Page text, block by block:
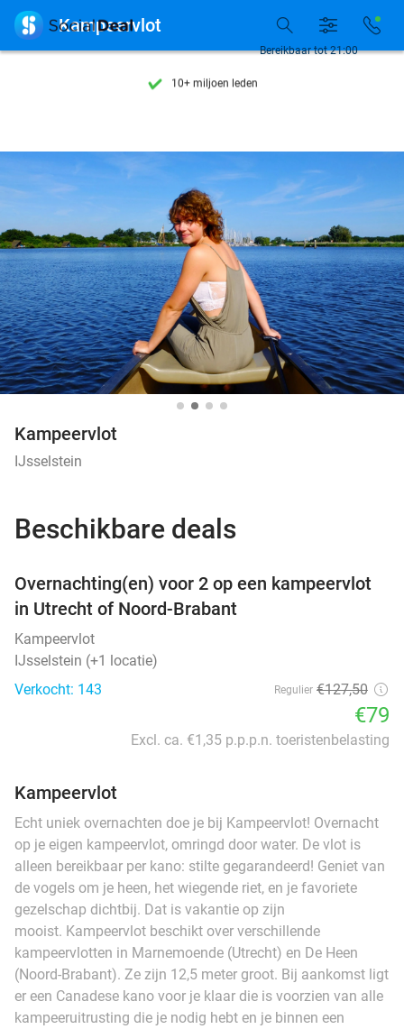
7 dagen per week beschikbaar
10+ miljoen leden
7 dagen per week beschikbaar
10+ miljoen leden
Bereikbaar tot 21:00
 Kampeervlot
Kampeervlot
IJsselstein
Beschikbare deals
Overnachting(en) voor 2 op een kampeervlot
in Utrecht of Noord-Brabant
Kampeervlot
IJsselstein (+1 locatie)
Verkocht: 143
Regulier €127,50
€79
Excl. ca. €1,35 p.p.p.n. toeristenbelasting
Kampeervlot
Echt uniek overnachten doe je bij Kampeervlot! Overnacht
op je eigen kampeervlot, omringd door water. De vlot is
alleen bereikbaar per kano: stilte gegarandeerd! Geniet van
de vogels om je heen, het wiegende riet, en je favoriete
gezelschap dichtbij. Dat is vakantie op zijn
mooist. Kampeervlot beschikt over verschillende
kampeervlotten in Marnemoende (Utrecht) en De Heen
(Noord-Brabant). Ze zijn 12,5 meter groot. Bij aankomst ligt
er een Canadese kano voor je klaar die is voorzien van alle
kampeeruitrusting die je nodig hebt en je binnen een